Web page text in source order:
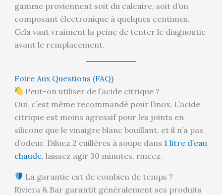
gamme proviennent soit du calcaire, soit d’un
composant électronique à quelques centimes.
Cela vaut vraiment la peine de tenter le diagnostic
avant le remplacement.
Foire Aux Questions (FAQ)
Peut-on utiliser de l’acide citrique ?
Oui, c’est même recommandé pour l’inox. L’acide
citrique est moins agressif pour les joints en
silicone que le vinaigre blanc bouillant, et il n’a pas
d’odeur. Diluez 2 cuillères à soupe dans 1 litre d’eau
chaude, laissez agir 30 minutes, rincez.
La garantie est de combien de temps ?
Riviera & Bar garantit généralement ses produits